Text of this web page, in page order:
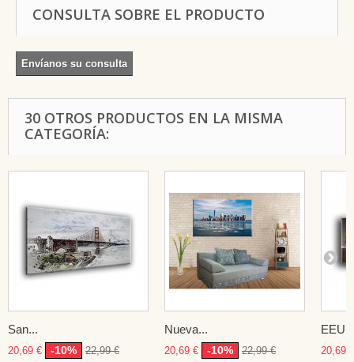
CONSULTA SOBRE EL PRODUCTO
Envíanos su consulta
30 OTROS PRODUCTOS EN LA MISMA
CATEGORÍA:
San...
20,69 € -10% 22,99 €
Nueva...
20,69 € -10% 22,99 € 20,69 €